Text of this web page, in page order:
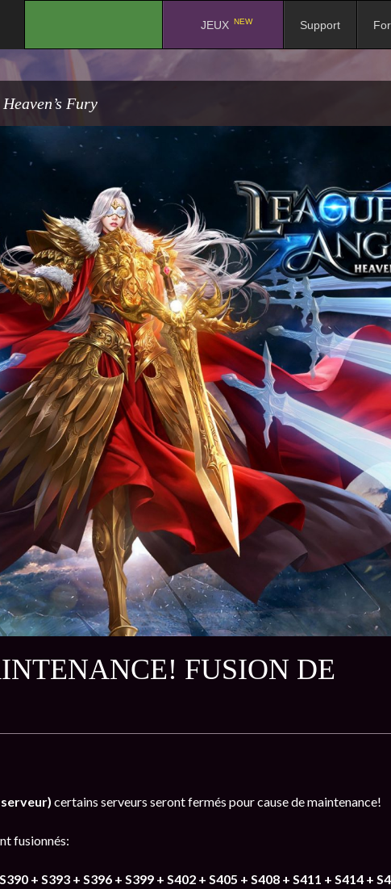
JEUX NEW Support
Fury
FUSION DE
serveur) certains serveurs seront fermés pour cause de maintenance!
fusionnés:
+ S393 + S396 + S399 + S402 + S405 + S408 + S411 + S414 +